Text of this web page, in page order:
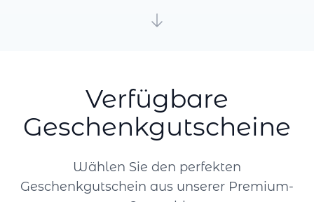
Verfügbare
Geschenkgutscheine
Wählen Sie den perfekten
Geschenkgutschein aus unserer Premium-